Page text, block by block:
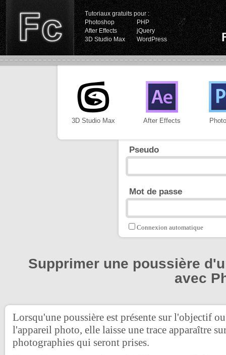
Tutoriaux gratuits pour :
Photoshop
PHP
After Effects
jQuery
3D Studio Max
WordPress
3D Studio Max After Effects
Pseudo
Mot de passe
Connexion automatique
Supprimer une poussière
avec
Lorsqu'une poussière est présente sur l'objectif
l'appareil photo, elle laisse une trace apparaître
photographies qui seront prises.